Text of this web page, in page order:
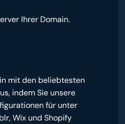
Ihrer Domain.
mit den beliebtesten
indem Sie unsere
für unter
Wix und Shopify